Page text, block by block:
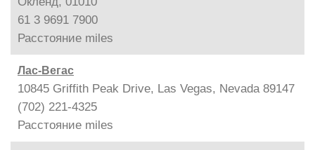
61 3 9691 7900
Расстояние miles
Лас-Вегас
10845 Griffith Peak Drive, Las Vegas, Nevada 89147
(702) 221-4325
Расстояние miles